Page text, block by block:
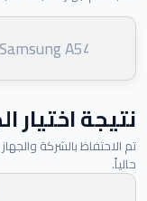
نتيجة اختيار
تم الاحتفاظ بالشركة
حالياً.